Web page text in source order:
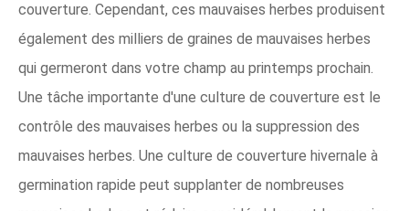
couverture. Cependant, ces mauvaises herbes produisent
également des milliers de graines de mauvaises herbes
qui germeront dans votre champ au printemps prochain.
Une tâche importante d'une culture de couverture est le
contrôle des mauvaises herbes ou la suppression des
mauvaises herbes. Une culture de couverture hivernale à
germination rapide peut supplanter de nombreuses